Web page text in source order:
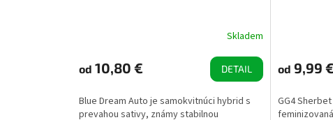
produktu
je
z
Skladem
od 10,80 € DETAIL
Blue Dream Auto je samokvitnúci hybrid s
prevahou sativy, známy stabilnou
od 9,99 €
GG4